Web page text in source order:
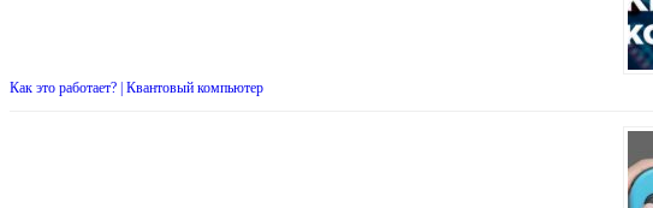
Как это работает? | Квантовый компьютер